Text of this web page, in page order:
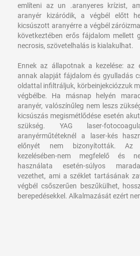
említeni az un .aranyeres krízist,
aranyér kizáródik, a végbél előtt
kicsúszott aranyérre a végbél
következtében erős fájdalom mellett
necrosis, szövetelhalás is kialakulhat.
Ennek az állapotnak a kezelése: az
annak alapját fájdalom és gyulladás
oldattal infiltráljuk, körbeinjekciózzuk
végbélbe. Ha másnap helyén
aranyér, valószínűleg nem leszs
kicsúszás megismétlődése esetén
szükség. YAG laser-
aranyérműtéteknél a laser-kés
előnyét nem bizonyították. Az
kezelésében-nem megfelelő és
használata esetén-súlyos
vezethet, ami a széklet tartásának
végbél csőszerűen beszűkülhet,
berepedésekkel. Alkalmazását ezért